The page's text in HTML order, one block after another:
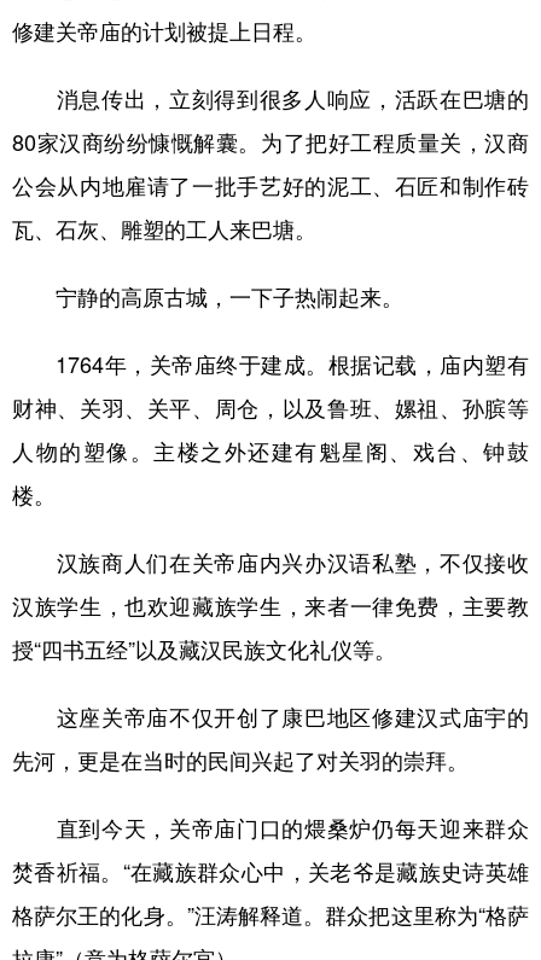
修建关帝庙的计划被提上日程。
消息传出，立刻得到很多人响应，活跃在巴塘的
80家汉商纷纷慷慨解囊。为了把好工程质量关，汉商
公会从内地雇请了一批手艺好的泥工、石匠和制作砖
瓦、石灰、雕塑的工人来巴塘。
宁静的高原古城，一下子热闹起来。
1764年，关帝庙终于建成。根据记载，庙内塑有
财神、关羽、关平、周仓，以及鲁班、嫘祖、孙膑等
人物的塑像。主楼之外还建有魁星阁、戏台、钟鼓
楼。
汉族商人们在关帝庙内兴办汉语私塾，不仅接收
汉族学生，也欢迎藏族学生，来者一律免费，主要教
授“四书五经”以及藏汉民族文化礼仪等。
这座关帝庙不仅开创了康巴地区修建汉式庙宇的
先河，更是在当时的民间兴起了对关羽的崇拜。
直到今天，关帝庙门口的煨桑炉仍每天迎来群众
焚香祈福。“在藏族群众心中，关老爷是藏族史诗英雄
格萨尔王的化身。”汪涛解释道。群众把这里称为“格萨